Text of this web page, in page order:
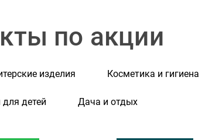
по акции
изделия Косметика и гигиена
детей Дача и отдых